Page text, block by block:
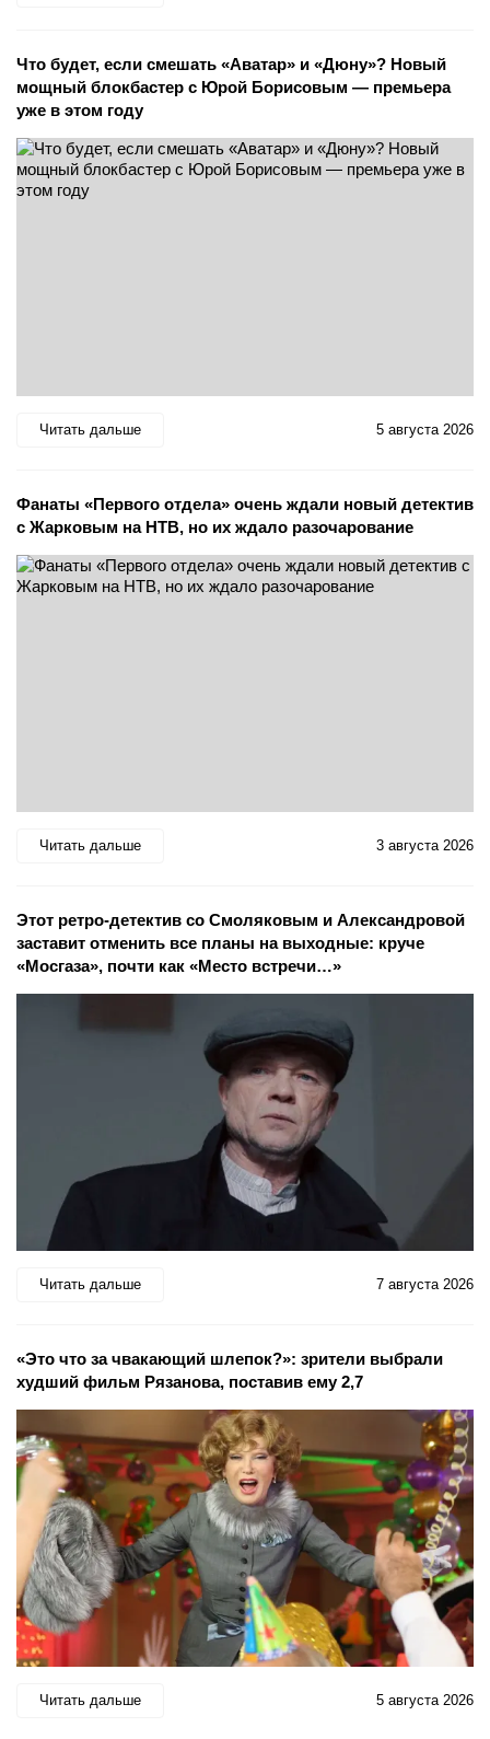
Что будет, если смешать «Аватар» и «Дюну»? Новый
мощный блокбастер с Юрой Борисовым — премьера
уже в этом году
Читать дальше 5 августа 2026
Фанаты «Первого отдела» очень ждали новый детектив
с Жарковым на НТВ, но их ждало разочарование
Читать дальше 3 августа 2026
Этот ретро-детектив со Смоляковым и Александровой
заставит отменить все планы на выходные: круче
«Мосгаза», почти как «Место встречи…»
Читать дальше 7 августа 2026
«Это что за чвакающий шлепок?»: зрители выбрали
худший фильм Рязанова, поставив ему 2,7
Читать дальше 5 августа 2026